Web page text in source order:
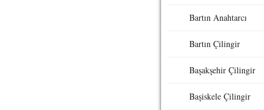
Bartın Anahtarcı
Bartın Çilingir
Başakşehir Çilingir
Başiskele Çilingir